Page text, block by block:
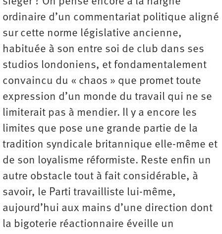
ordinaire d’un commentariat politique aligné
sur cette norme législative ancienne,
habituée à son entre soi de club dans ses
studios londoniens, et fondamentalement
convaincu du « chaos » que promet toute
expression d’un monde du travail qui ne se
limiterait pas à mendier. Il y a encore les
limites que pose une grande partie de la
tradition syndicale britannique elle-même et
de son loyalisme réformiste. Reste enfin un
autre obstacle tout à fait considérable, à
savoir, le Parti travailliste lui-même,
aujourd’hui aux mains d’une direction dont
la bigoterie réactionnaire éveille un